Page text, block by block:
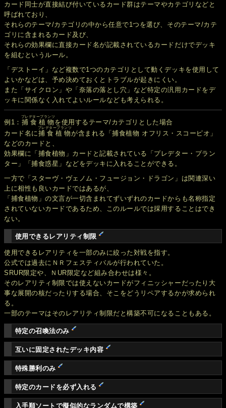
カード同士が直接結び付いているカード群はテーマやカテゴリなどと
呼ばれており、
それらのテーマ/カテゴリの中から任意で1つを選び、そのテーマ/カテ
ゴリに含まれるカード及び、
それらの効果欄に直接カード名が記載されているカードだけでデッキ
を組むというルール。
「デストーイ」など複数で1つのカテゴリとして動くデッキを使用して
よいかなどは、予め決めておくとトラブルが起きにくい。
また「サイクロン」や「奈落の落とし穴」など特定の汎用カードをデ
ッキに関係なく入れてよいルールなども考えられる。
例1： 捕食植物
プレデタープランツ
を使用するテーマ/カテゴリとした場合
カード名に捕食植物
プレデタープランツ
が含まれる「捕食植物 オフリス・スコーピオ」
などのカードと、
効果欄に「捕食植物」カードと記載されている「プレデター・プラン
ター」「捕食惑星」などをデッキに入れることができる。
一方で「スターヴ・ヴェノム・フュージョン・ドラゴン」は関連深い
上に相性も良いカードではあるが、
「捕食植物」の文言が一切含まれてずいずれのカードからも名称指定
されていないカードであるため、このルールでは採用することはでき
ない。
使用できるレアリティ制限
使用できるレアリティを一部のみに絞った対戦を指す。
公式では過去にＮＲフェスティバルが行われていた。
SRUR限定や、ＮUR限定など組み合わせは様々。
そのレアリティ制限では使えないカードがフィニッシャーだったり大
事な展開の核だったりする場合、そこをどうリペアするかが求められ
る。
一部のテーマはそのレアリティ制限だと構築不可になることもある。
特定の召喚法のみ
互いに固定されたデッキ内容
特殊勝利のみ
特定のカードを必ず入れる
入手順ソートで擬似的なランダムで構築